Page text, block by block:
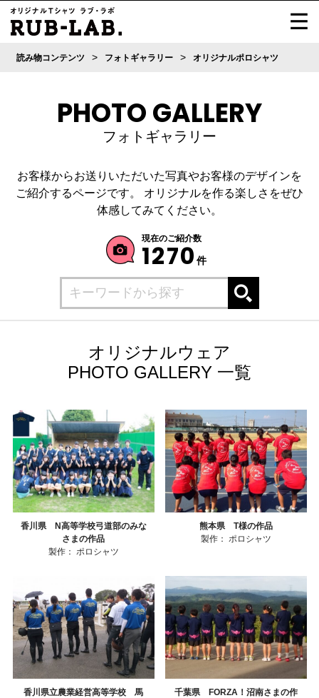
読み物コンテンツ > フォトギャラリー > オリジナルポロシャツ
PHOTO GALLERY
フォトギャラリー
お客様からお送りいただいた写真やお客様のデザインを
ご紹介するページです。
オリジナルを作る楽しさをぜひ
体感してみてください。
現在のご紹介数
1270 件
オリジナルウェア
PHOTO GALLERY 一覧
香川県 N高等学校弓道部のみな
さまの作品
製作：
ポロシャツ
熊本県 T様の作品
製作：
ポロシャツ
香川県立農業経営高等学校 馬
千葉県 FORZA！沼南さまの作